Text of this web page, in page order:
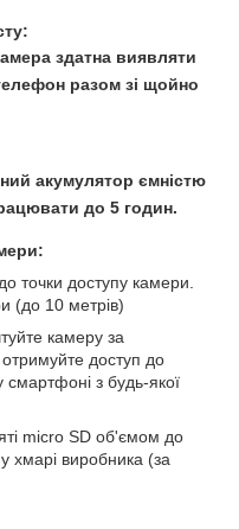
здатна виявляти
разом зі щойно
акумулятор ємністю
до 5 годин.
точки доступу камери.
(до 10 метрів)
камеру за
доступ до
з будь-якої
micro SD об'ємом до
хмарі виробника (за